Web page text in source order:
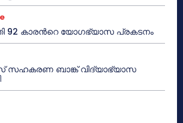
92 കാരൻറെ യോഗഭ്യാസ പ്രകടനം
സഹകരണ ബാങ്ക് വിദ്യാഭ്യാസ